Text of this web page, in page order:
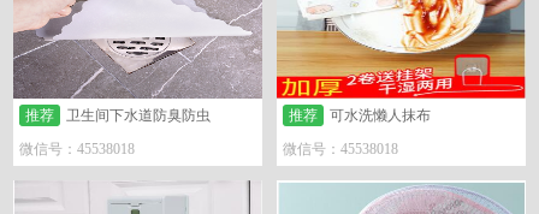
推荐
卫生间下水道防臭防虫
微信号：45538018
推荐
可水洗懒人抹布
微信号：45538018